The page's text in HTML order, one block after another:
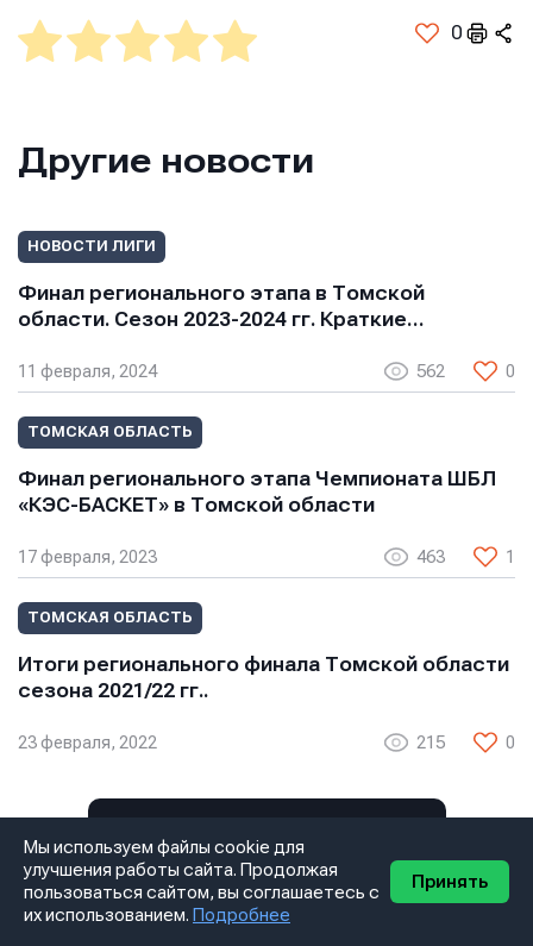
0
Другие новости
НОВОСТИ ЛИГИ
Финал регионального этапа в Томской
области. Сезон 2023-2024 гг. Краткие…
11 февраля, 2024 562 0
ТОМСКАЯ ОБЛАСТЬ
Финал регионального этапа Чемпионата ШБЛ
«КЭС-БАСКЕТ» в Томской области
17 февраля, 2023 463 1
ТОМСКАЯ ОБЛАСТЬ
Итоги регионального финала Томской области
сезона 2021/22 гг..
23 февраля, 2022 215 0
Мы используем файлы cookie для
улучшения работы сайта. Продолжая
пользоваться сайтом, вы соглашаетесь с
их использованием. Подробнее
Принять